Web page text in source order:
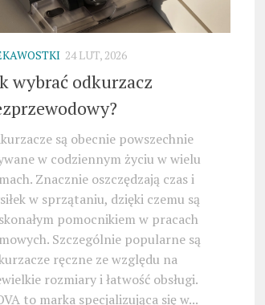
24 LUT, 2026
wybrać odkurzacz
są obecnie powszechnie
w codziennym życiu w wielu
Znacznie oszczędzają czas i
w sprzątaniu, dzięki czemu są
pomocnikiem w pracach
Szczególnie popularne są
ręczne ze względu na
rozmiary i łatwość obsługi.
to marka specjalizująca się w...